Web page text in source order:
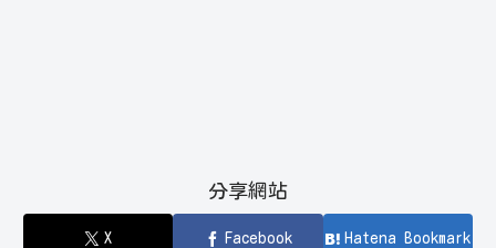
分享網站
X Facebook Hatena Bookmark